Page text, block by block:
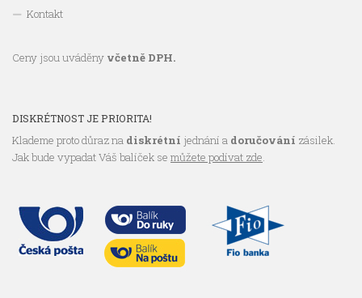
Kontakt
Ceny jsou uváděny včetně DPH.
DISKRÉTNOST JE PRIORITA!
Klademe proto důraz na diskrétní jednání a doručování zásilek.
Jak bude vypadat Váš balíček se můžete podívat zde.